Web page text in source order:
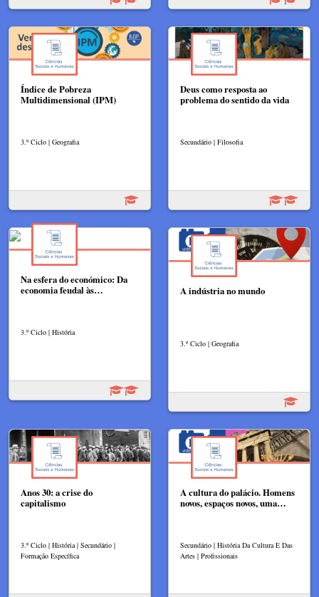
Índice de Pobreza
Multidimensional (IPM)
3.º Ciclo | Geografia
Deus como resposta ao
problema do sentido da vida
Secundário | Filosofia
Na esfera do económico: Da
economia feudal às…
3.º Ciclo | História
A indústria no mundo
3.º Ciclo | Geografia
Anos 30: a crise do
capitalismo
3.º Ciclo | História | Secundário |
Formação Específica
A cultura do palácio. Homens
novos, espaços novos, uma…
Secundário | História Da Cultura E Das
Artes | Profissionais